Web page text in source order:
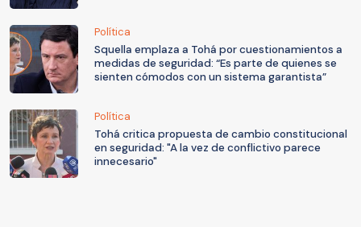
Política
Squella emplaza a Tohá por cuestionamientos a
medidas de seguridad: “Es parte de quienes se
sienten cómodos con un sistema garantista”
Política
Tohá critica propuesta de cambio constitucional
en seguridad: "A la vez de conflictivo parece
innecesario"